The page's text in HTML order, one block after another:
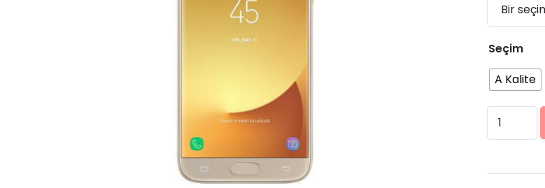
Seçim
A Kalite
Samsung
Galaxy
Pro